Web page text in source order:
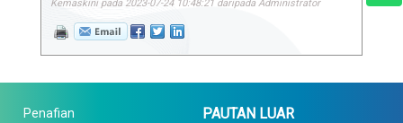
Kemaskini pada 2023-07-24 10:48:21 daripada Administrator
Penafian PAUTAN LUAR